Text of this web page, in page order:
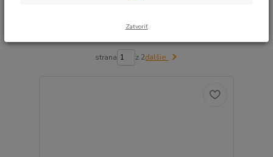
strana z 2ďalšie
Zatvoriť